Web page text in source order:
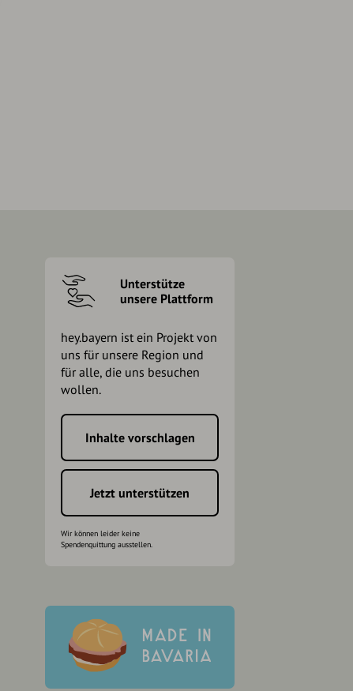
Unterstütze
unsere Plattform
hey.bayern ist ein Projekt von
uns für unsere Region und
für alle, die uns besuchen
wollen.
Inhalte vorschlagen
Jetzt unterstützen
Wir können leider keine
Spendenquittung ausstellen.